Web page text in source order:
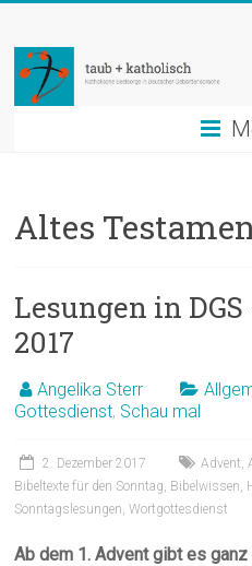
springen
taub
+
katholisch
in
Altes
Lesungen in
2017
Angelika Sterr
Gottesdienst, Schau mal
2. Dezember 2017 Advent ,
Bibeltexte für den Sonntag Bibelwissen
Sonntagslesungen ,Wortgottesdienst
Ab dem 1. Advent gibt es ganz